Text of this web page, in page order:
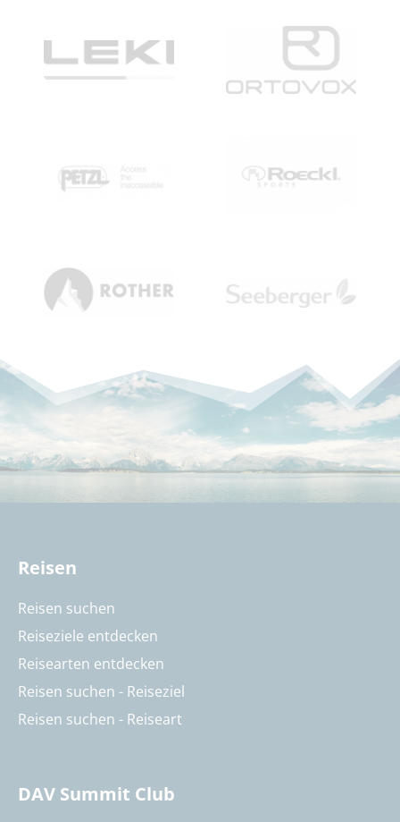
Reisen
Reisen suchen
Reiseziele entdecken
Reisearten entdecken
Reisen suchen - Reiseziel
Reisen suchen - Reiseart
DAV Summit Club